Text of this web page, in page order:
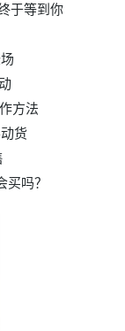
于等到你
方法
货
吗？